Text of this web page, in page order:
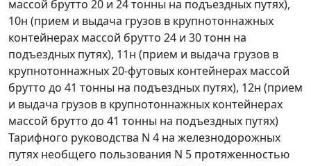
массой брутто 20 и 24 тонны на подъездных путях),
10н (прием и выдача грузов в крупнотоннажных
контейнерах массой брутто 24 и 30 тонн на
подъездных путях), 11н (прием и выдача грузов в
крупнотоннажных 20-футовых контейнерах массой
брутто до 41 тонны на подъездных путях), 12н (прием
и выдача грузов в крупнотоннажных контейнерах
массой брутто до 41 тонны на подъездных путях)
Тарифного руководства N 4 на железнодорожных
путях необщего пользования N 5 протяженностью